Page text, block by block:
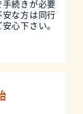
続きが必要
安な方は同行
心下さい。